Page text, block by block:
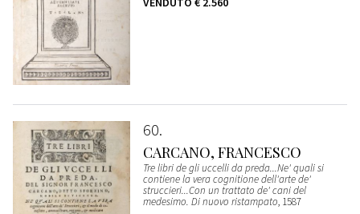
60
CARCANO, FRANCESCO
Tre libri de gli uccelli da preda...Ne' quali si
contiene la vera cognitione dell'arte de'
struccieri...Con un trattato de' cani del
medesimo. Di nuovo ristampato, 1587